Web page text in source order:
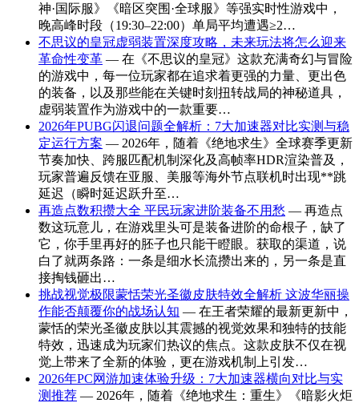
神·国际服》《暗区突围·全球服》等强实时性游戏中，
晚高峰时段（19:30–22:00）单局平均遭遇≥2…
不思议的皇冠虚弱装置深度攻略，未来玩法将怎么迎来
革命性变革 — 在《不思议的皇冠》这款充满奇幻与冒险
的游戏中，每一位玩家都在追求着更强的力量、更出色
的装备，以及那些能在关键时刻扭转战局的神秘道具，
虚弱装置作为游戏中的一款重要…
2026年PUBG闪退问题全解析：7大加速器对比实测与稳
定运行方案 — 2026年，随着《绝地求生》全球赛季更新
节奏加快、跨服匹配机制深化及高帧率HDR渲染普及，
玩家普遍反馈在亚服、美服等海外节点联机时出现**跳
延迟（瞬时延迟跃升至…
再造点数积攒大全 平民玩家进阶装备不用愁 — 再造点
数这玩意儿，在游戏里头可是装备进阶的命根子，缺了
它，你手里再好的胚子也只能干瞪眼。获取的渠道，说
白了就两条路：一条是细水长流攒出来的，另一条是直
接掏钱砸出…
挑战视觉极限蒙恬荣光圣徽皮肤特效全解析 这波华丽操
作能否颠覆你的战场认知 — 在王者荣耀的最新更新中，
蒙恬的荣光圣徽皮肤以其震撼的视觉效果和独特的技能
特效，迅速成为玩家们热议的焦点。这款皮肤不仅在视
觉上带来了全新的体验，更在游戏机制上引发…
2026年PC网游加速体验升级：7大加速器横向对比与实
测推荐 — 2026年，随着《绝地求生：重生》《暗影火炬